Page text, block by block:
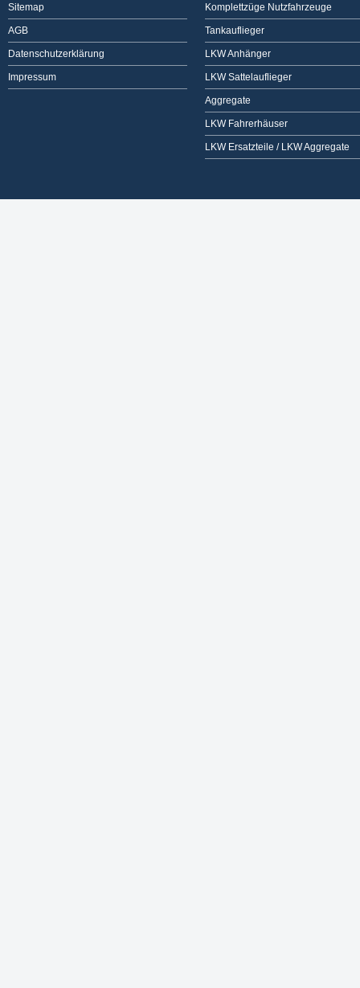
Sitemap
AGB
Datenschutzerklärung
Impressum
Komplettzüge Nutzfahrzeuge
Tankauflieger
LKW Anhänger
LKW Sattelauflieger
Aggregate
LKW Fahrerhäuser
LKW Ersatzteile / LKW Aggregate